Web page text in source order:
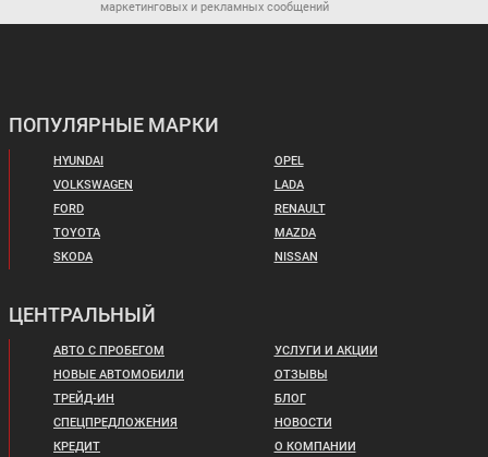
3 189 820 ₽ Цена от:
2 974 820 ₽
NISSAN TERRANO
Цена от:
2 589 820 ₽
35 335 ₽/мес.
В кредит от:
41 748 ₽/мес.
OPEL GRANDLAND X SUZUKI SX4
маркетинговых и рекламных сообщений
ПОПУЛЯРНЫЕ МАРКИ
HYUNDAI
VOLKSWAGEN
FORD
TOYOTA
SKODA
OPEL
LADA
RENAULT
MAZDA
NISSAN
ЦЕНТРАЛЬНЫЙ
АВТО С ПРОБЕГОМ
НОВЫЕ АВТОМОБИЛИ
ТРЕЙД-ИН
СПЕЦПРЕДЛОЖЕНИЯ
КРЕДИТ
УСЛУГИ И АКЦИИ
ОТЗЫВЫ
БЛОГ
НОВОСТИ
О КОМПАНИИ